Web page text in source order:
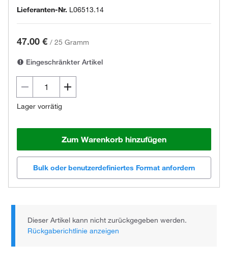
Lieferanten-Nr. L06513.14
47.00 € / 25 Gramm
Eingeschränkter Artikel
Lager vorrätig
Zum Warenkorb hinzufügen
Bulk oder benutzerdefiniertes Format anfordern
Dieser Artikel kann nicht zurückgegeben werden.
Rückgaberichtlinie anzeigen